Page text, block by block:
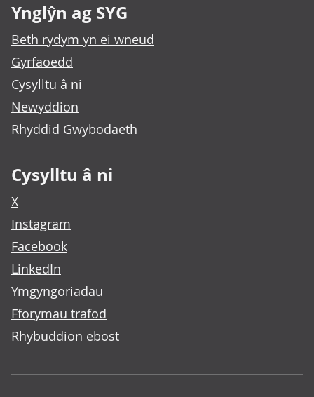
Ynglŷn ag SYG
Beth rydym yn ei wneud
Gyrfaoedd
Cysylltu â ni
Newyddion
Rhyddid Gwybodaeth
Cysylltu â ni
X
Instagram
Facebook
LinkedIn
Ymgyngoriadau
Fforymau trafod
Rhybuddion ebost